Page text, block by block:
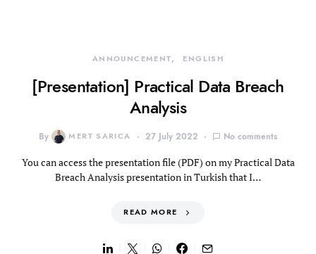
ANNOUNCEMENT ENGLISH
[Presentation] Practical Data Breach
Analysis
By MERT SARICA 27 July 2022 No comments
You can access the presentation file (PDF) on my Practical Data
Breach Analysis presentation in Turkish that I…
READ MORE